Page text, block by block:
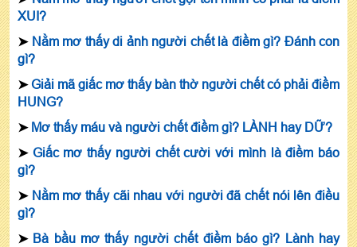
XUI?
➤ Nằm mơ thấy di ảnh người chết là điềm gì? Đánh con
gì?
➤Giải mã giấc mơ thấy bàn thờ người chết có phải điềm
HUNG?
➤ Mơ thấy máu và người chết điềm gì? LÀNH hay DỮ?
➤ Giấc mơ thấy người chết cười với mình là điềm báo
gì?
➤ Nằm mơ thấy cãi nhau với người đã chết nói lên điều
gì?
➤ Bà bầu mơ thấy người chết điềm báo gì? Lành hay